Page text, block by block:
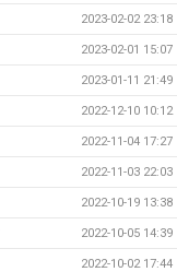
2023-02-02 23:18
2023-02-01 15:07
2023-01-11 21:49
2022-12-10 10:12
2022-11-04 17:27
2022-11-03 22:03
2022-10-19 13:38
2022-10-05 14:39
2022-10-02 17:44